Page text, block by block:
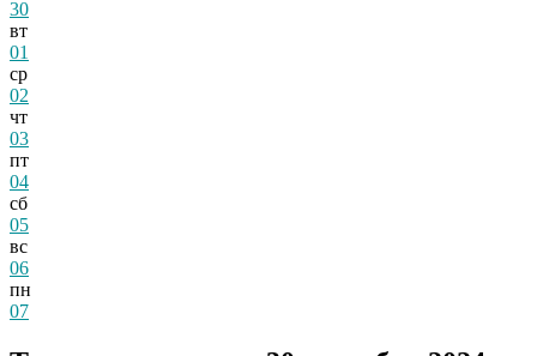
30
вт
01
ср
02
чт
03
пт
04
сб
05
вс
06
пн
07